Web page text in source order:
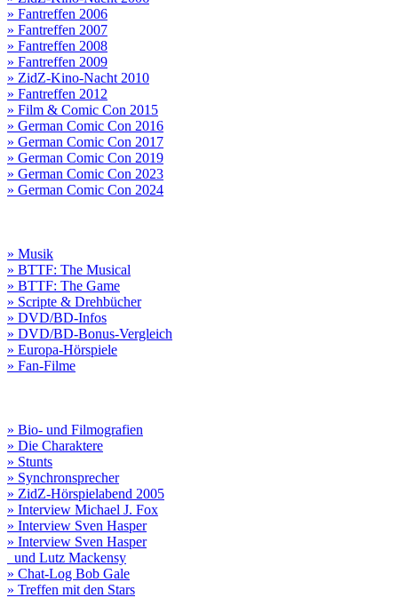
» Fantreffen 2006
» Fantreffen 2007
» Fantreffen 2008
» Fantreffen 2009
» ZidZ-Kino-Nacht 2010
» Fantreffen 2012
» Film & Comic Con 2015
» German Comic Con 2016
» German Comic Con 2017
» German Comic Con 2019
» German Comic Con 2023
» German Comic Con 2024
» Musik
» BTTF: The Musical
» BTTF: The Game
» Scripte & Drehbücher
» DVD/BD-Infos
» DVD/BD-Bonus-Vergleich
» Europa-Hörspiele
» Fan-Filme
» Bio- und Filmografien
» Die Charaktere
» Stunts
» Synchronsprecher
» ZidZ-Hörspielabend 2005
» Interview Michael J. Fox
» Interview Sven Hasper
» Interview Sven Hasper
und Lutz Mackensy
» Chat-Log Bob Gale
» Treffen mit den Stars